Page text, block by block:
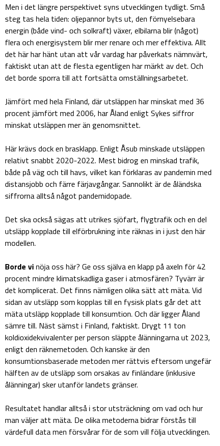
Men i det längre perspektivet syns utvecklingen tydligt. Små
steg tas hela tiden: oljepannor byts ut, den förnyelsebara
energin (både vind- och solkraft) växer, elbilarna blir (något)
flera och energisystem blir mer renare och mer effektiva. Allt
det här har hänt utan att vår vardag har påverkats nämnvärt,
faktiskt utan att de flesta egentligen har märkt av det. Och
det borde sporra till att fortsätta omställningsarbetet.
Jämfört med hela Finland, där utsläppen har minskat med 36
procent jämfört med 2006, har Åland enligt Sykes siffror
minskat utsläppen mer än genomsnittet.
Här krävs dock en brasklapp. Enligt Åsub minskade utsläppen
relativt snabbt 2020-2022. Mest bidrog en minskad trafik,
både på väg och till havs, vilket kan förklaras av pandemin med
distansjobb och färre färjavgångar. Sannolikt är de åländska
siffrorna alltså något pandemidopade.
Det ska också sägas att utrikes sjöfart, flygtrafik och en del
utsläpp kopplade till elförbrukning inte räknas in i just den här
modellen.
Borde vinöja oss här? Ge oss själva en klapp på axeln för 42
procent mindre klimatskadliga gaser i atmosfären? Tyvärr är
det komplicerat. Det finns nämligen olika sätt att mäta. Vid
sidan av utsläpp som kopplas till en fysisk plats går det att
mäta utsläpp kopplade till konsumtion. Och där ligger Åland
sämre till. Näst sämst i Finland, faktiskt. Drygt 11 ton
koldioxidekvivalenter per person släppte ålänningarna ut 2023,
enligt den räknemetoden. Och kanske är den
konsumtionsbaserade metoden mer rättvis eftersom ungefär
hälften av de utsläpp som orsakas av finländare (inklusive
ålänningar) sker utanför landets gränser.
Resultatet handlar alltså i stor utsträckning om vad och hur
man väljer att mäta. De olika metoderna bidrar förstås till
värdefull data men försvårar för de som vill följa utvecklingen.